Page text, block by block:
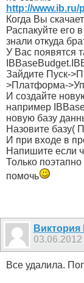
http://
Когда Вы
Распакуйте его
знали откуда
У Вас появятся
Зайдите Пуск-
>Платформа-
И создайте
например
новую базу
Назовите базу(
И при входе в
Напишите если
Только
помочь
Виктория
03.06.2012
Все удалила.